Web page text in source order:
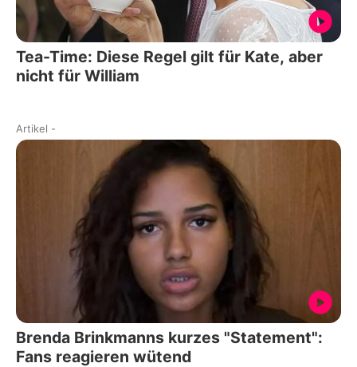
Tea-Time: Diese Regel gilt für Kate, aber
nicht für William
Artikel -
Brenda Brinkmanns kurzes "Statement":
Fans reagieren wütend